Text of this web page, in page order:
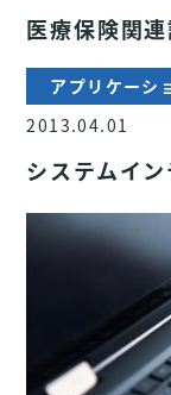
医療保険関
アプリケーシ
2013.04.01
システムイ